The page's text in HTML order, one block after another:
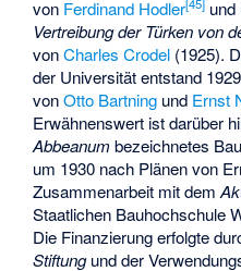
von Ferdinand Hodler[45] und
Vertreibung der Türken von
vonCharles Crodel (1925).
der Universität entstand
vonOtto Bartning und Ernst
Erwähnenswert ist darüber
Abbeanum bezeichnetes
um 1930 nach Plänen von
Zusammenarbeit mit dem
Staatlichen Bauhochschule
Die Finanzierung erfolgte
Stiftungund der